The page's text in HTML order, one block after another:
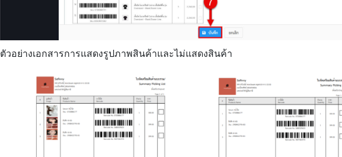
ตัวอย่างเอกสารการแสดงรูปภาพสินค้าและไม่แสดงสินค้า